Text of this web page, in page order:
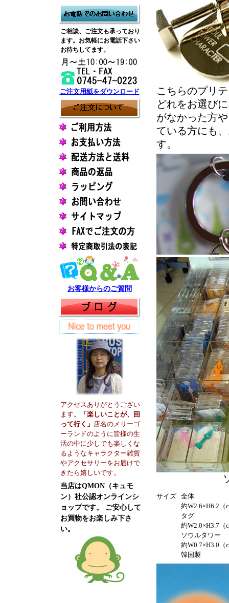
ご相談、ご注文も承っており
ます。お気軽にお電話下さい
お待ちしてます。
ご注文用紙をダウンロード
お客様からのご質問
アクセスありがとうござい
ます。
「楽しいことが、回
って行く」 店名のメリーゴ
ーランドのように皆様の生
活の中に少しでも楽しくな
るようなキャラクター雑貨
やアクセサリーをお届けで
きたら嬉しいです。
当店はQMON（キュモ
ン）社公認オンラインシ
ョップです。 ご安心して
お買物をお楽しみ下さ
い。
こちらのプリ
どれをお選び
がなかった方
ている方にも
す。
サイズ 全体
約W2.6×H6.2（
タグ
約W2.0×H3.7（
ソウルタワー
約W0.7×H3.0（
韓国製